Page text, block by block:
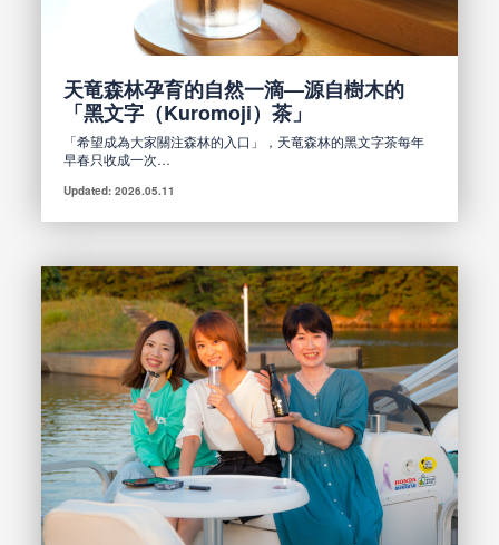
天竜森林孕育的自然一滴—源自樹木的
「黑文字（Kuromoji）茶」
「希望成為大家關注森林的入口」，天竜森林的黑文字茶每年
早春只收成一次…
Updated: 2026.05.11